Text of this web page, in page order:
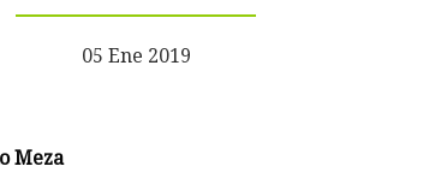
05 Ene 2019
Meza